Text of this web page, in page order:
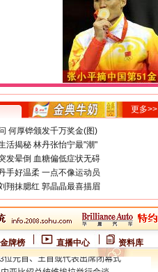
更多>>
何厚铧颁发千万奖金(图)
活揭秘 林丹张怡宁最"潮"
发晕倒 血糖偏低症状无碍
手好温柔 一点不像运动员
翔抹腮红 郭晶晶最喜描眉
金牌榜 直播中心 资料库